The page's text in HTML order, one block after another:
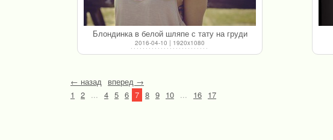
Блондинка в белой шляпе с тату на груди
2016-04-10 | 1920x1080
← назад вперед →
1
2 ... 4 5 6 7 8 9 10 ... 16 17